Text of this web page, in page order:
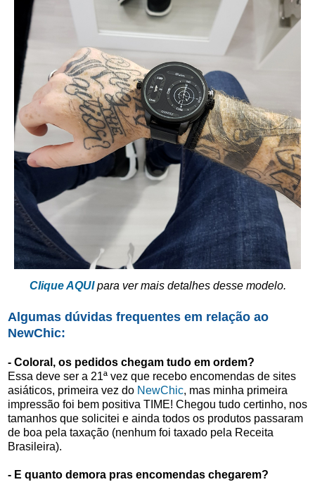
Clique AQUIpara ver mais detalhes desse modelo.
Algumas dúvidas frequentes em relação ao
NewChic:
- Coloral, os pedidos chegam tudo em ordem?
Essa deve ser a 21ª vez que recebo encomendas de sites
asiáticos, primeira vez do NewChic, mas minha primeira
impressão foi bem positiva TIME! Chegou tudo certinho, nos
tamanhos que solicitei e ainda todos os produtos passaram
de boa pela taxação (nenhum foi taxado pela Receita
Brasileira).
- E quanto demora pras encomendas chegarem?